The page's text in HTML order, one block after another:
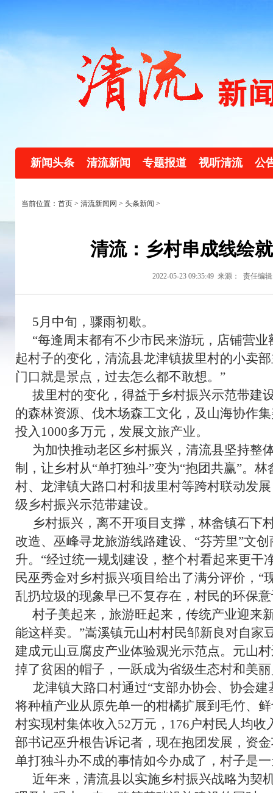
新闻头条 清流新闻 专题报道 视听清流 公
当前位置：首页 > 清流新闻网 > 头条新闻 >
清流：乡村串成线绘
2022-05-23 09:35:49 来源： 责任编
5月中旬，骤雨初歇。
“每逢周末都有不少市民来游玩，店铺营
起村子的变化，清流县龙津镇拔里村的小卖
门口就是景点，过去怎么都不敢想。”
拔里村的变化，得益于乡村振兴示范带建
的森林资源、伐木场森工文化，及山海协作
投入1000多万元，发展文旅产业。
为加快推动老区乡村振兴，清流县坚持整
制，让乡村从“单打独斗”变为“抱团共赢”。
村、龙津镇大路口村和拔里村等跨村联动发
级乡村振兴示范带建设。
乡村振兴，离不开项目支撑，林畲镇石下
改造、巫峰寻龙旅游线路建设、“芬芳里”文
升。“经过统一规划建设，整个村看起来更干
民巫秀金对乡村振兴项目给出了满分评价，“
乱扔垃圾的现象早已不复存在，村民的环保
村子美起来，旅游旺起来，传统产业迎来
能这样卖。”嵩溪镇元山村村民邹新良对自家
建成元山豆腐皮产业体验观光示范点。元山
掉了贫困的帽子，一跃成为省级生态村和美
龙津镇大路口村通过“支部办协会、协会
将种植产业从原先单一的柑橘扩展到毛竹、
村实现村集体收入52万元，176户村民人均收
部书记巫升根告诉记者，现在抱团发展，资
单打独斗办不成的事情如今办成了，村子是
近年来，清流县以实施乡村振兴战略为契